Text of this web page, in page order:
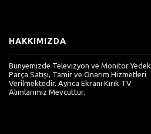
HAKKIMIZDA
Bünyemizde Televizyon ve Monitör Yedek
Parça Satışı, Tamir ve Onarım Hizmetleri
Verilmektedir. Ayrıca Ekranı Kırık TV
Alımlarımız Mevcuttur.